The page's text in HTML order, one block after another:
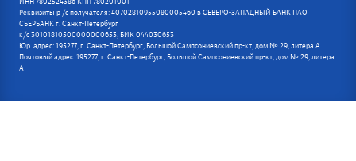
Реквизиты р /с получателя: 40702810955080005460 в СЕВЕРО-ЗАПАДНЫЙ БАНК ПАО
СБЕРБАНК г. Санкт-Петербург
к/с 30101810500000000653, БИК 044030653
Юр. адрес: 195277, г. Санкт-Петербург, Большой Сампсониевский пр-кт, дом № 29, литера А
Почтовый адрес: 195277, г. Санкт-Петербург, Большой Сампсониевский пр-кт, дом № 29, литера
А